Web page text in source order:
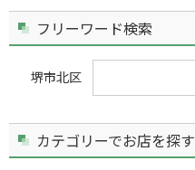
フリーワード検索
堺市北区
カテゴリーでお店を探す